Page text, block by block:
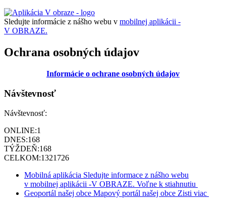
Sledujte informácie z nášho webu v mobilnej aplikácii -
V OBRAZE.
Ochrana osobných údajov
Informácie o ochrane osobných údajov
Návštevnosť
Návštevnosť:
ONLINE:1
DNES:168
TÝŽDEŇ:168
CELKOM:1321726
Mobilná aplikácia Sledujte informace z nášho webu
v mobilnej aplikácii -V OBRAZE. Voľne k stiahnutiu
Geoportál našej obce Mapový portál našej obce Zisti viac